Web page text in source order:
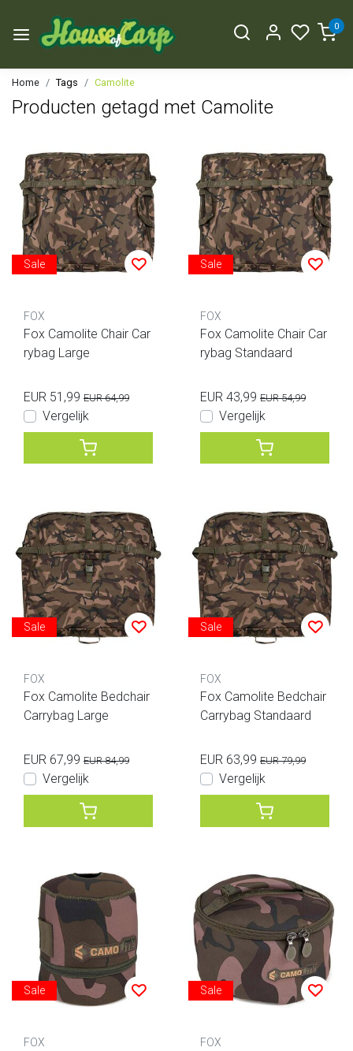
0
Home Tags Camolite
Producten getagd met Camolite
Sale
FOX
Fox Camolite Chair Car
rybag Large
EUR 51,99 EUR 64,99
Vergelijk
Sale
FOX
Fox Camolite Chair Car
rybag Standaard
EUR 43,99 EUR 54,99
Vergelijk
Sale
FOX
Fox Camolite Bedchair
Carrybag Large
EUR 67,99 EUR 84,99
Vergelijk
Sale
FOX
Fox Camolite Bedchair
Carrybag Standaard
EUR 63,99 EUR 79,99
Vergelijk
Sale
FOX
Sale
FOX